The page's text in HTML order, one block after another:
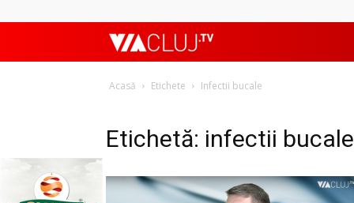
ViaClujTV
Acasă Etichete Infectii bucale
Etichetă: infectii bucale